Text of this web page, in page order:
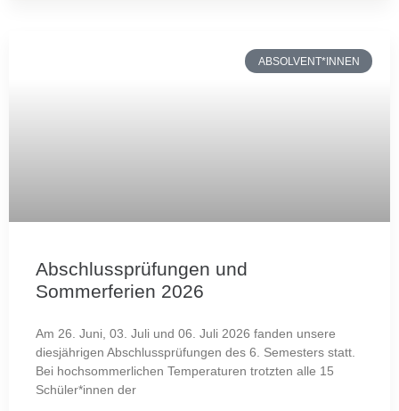
ABSOLVENT*INNEN
Abschlussprüfungen und
Sommerferien 2026
Am 26. Juni, 03. Juli und 06. Juli 2026 fanden unsere
diesjährigen Abschlussprüfungen des 6. Semesters statt.
Bei hochsommerlichen Temperaturen trotzten alle 15
Schüler*innen der